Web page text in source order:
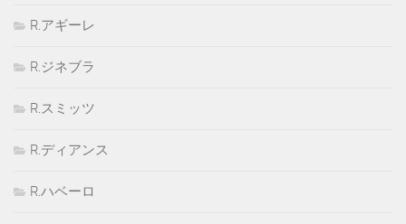
R.アギーレ
R.ジネブラ
R.スミッツ
R.ディアンス
R.ハベーロ